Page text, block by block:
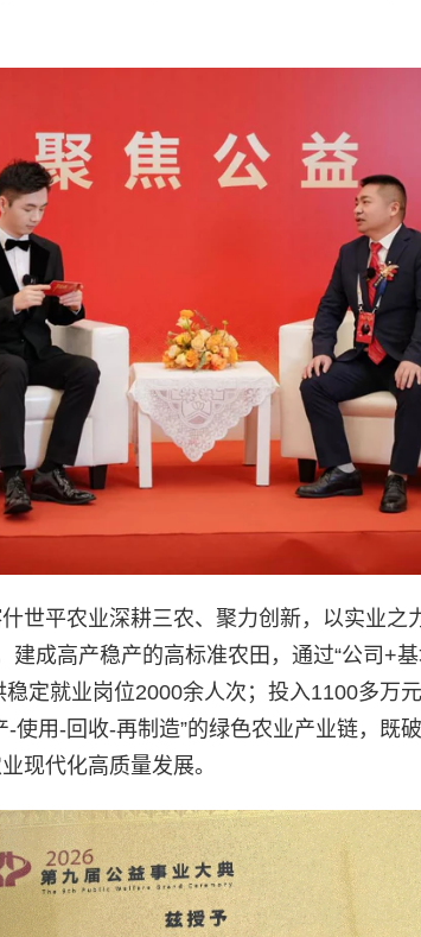
世平农业深耕三农、聚力创新，以实业之
建成高产稳产的高标准农田，通过“公司+
定就业岗位2000余人次；投入1100多万
使用-回收-再制造”的绿色农业产业链，既
现代化高质量发展。